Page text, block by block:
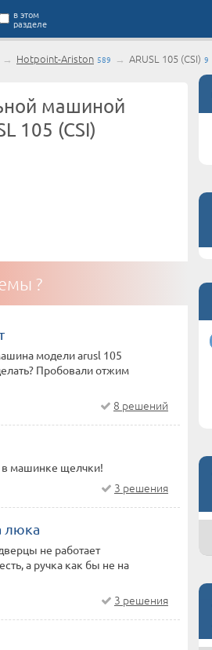
в этом
разделе
→ Hotpoint-Ariston 589 → ARUSL 105 (CSI) 9
машиной
105 (CSI)
?
модели arusl 105
Пробовали отжим
8 решений
в машинке щелчки!
3 решения
люка
не работает
а ручка как бы не на
3 решения